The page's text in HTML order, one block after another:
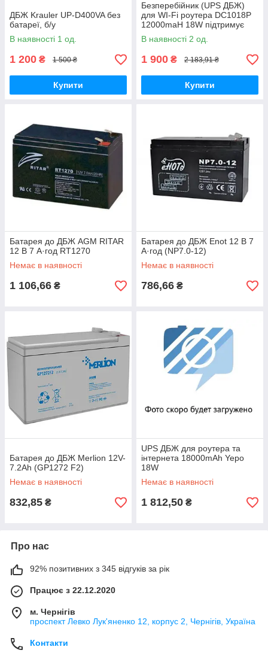
ДБЖ Krauler UP-D400VA без
батареї, б/у
В наявності 1 од.
1 200 ₴ 1 500 ₴
Купити
Безперебійник (UPS ДБЖ)
для WI-Fi роутера DC1018P
12000maH 18W підтримує
5/9/12V до 10 годин
автономної роботи
В наявності 2 од.
1 900 ₴ 2 183,91 ₴
Купити
Батарея до ДБЖ AGM RITAR
12 В 7 А·год RT1270
Немає в наявності
1 106,66 ₴
Батарея до ДБЖ Enot 12 В 7
А·год (NP7.0-12)
Немає в наявності
786,66 ₴
Батарея до ДБЖ Merlion 12V-
7.2Ah (GP1272 F2)
Немає в наявності
832,85 ₴
UPS ДБЖ для роутера та
інтернета 18000mAh Yepo
18W
Немає в наявності
1 812,50 ₴
Про нас
92% позитивних з 345 відгуків за рік
Працює з 22.12.2020
м. Чернігів
проспект Левко Лук'яненко 12, корпус 2, Чернігів, Україна
Контакти